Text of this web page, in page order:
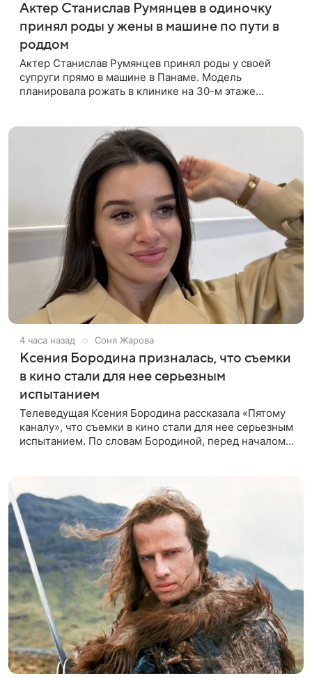
Актер Станислав Румянцев в одиночку
принял роды у жены в машине по пути в
роддом
Актер Станислав Румянцев принял роды у своей
супруги прямо в машине в Панаме. Модель
планировала рожать в клинике на 30-м этаже
4 часа назад Соня Жарова
Ксения Бородина призналась, что съемки
в кино стали для нее серьезным
испытанием
Телеведущая Ксения Бородина рассказала «Пятому
каналу», что съемки в кино стали для нее серьезным
испытанием. По словам Бородиной, перед началом